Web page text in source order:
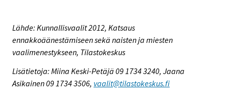
Lähde: Kunnallisvaalit 2012, Katsaus
ennakkoäänestämiseen sekä naisten ja miesten
vaalimenestykseen, Tilastokeskus
Lisätietoja: Miina Keski-Petäjä 09 1734 3240, Jaana
Asikainen 09 1734 3506, vaalit@tilastokeskus.fi